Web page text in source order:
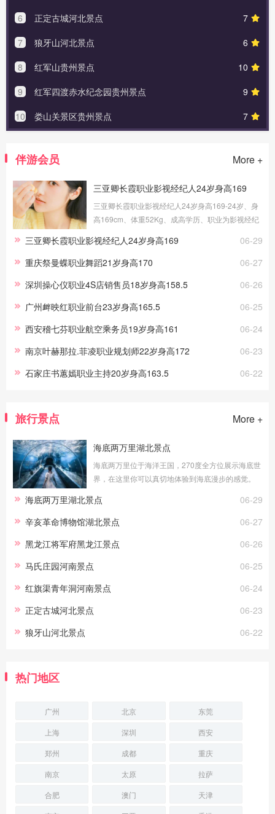
7
6
正定古城河北景点
6
7
狼牙山河北景点
10
8
红军山贵州景点
9
9
红军四渡赤水纪念园贵州景点
7
10 娄山关景区贵州景点
伴游会员 More +
三亚卿长霞职业影视经纪人24岁身高169
三亚卿长霞职业影视经纪人24岁身高169-24岁、身
高169cm、体重52Kg、成高学历、职业为影视经纪
做过礼仪、采购、试吃员工作，这些宝贵的工作经
历，让伴游服务更顺手。
06-29
三亚卿长霞职业影视经纪人24岁身高169
06-27
重庆祭曼蝶职业舞蹈21岁身高170
06-26
深圳操心仪职业4S店销售员18岁身高158.5
06-25
广州衅映红职业前台23岁身高165.5
06-24
西安稽七芬职业航空乘务员19岁身高161
06-23
南京叶赫那拉.菲凌职业规划师22岁身高172
06-22
石家庄书蕙嫣职业主持20岁身高163.5
旅行景点 More +
海底两万里湖北景点
海底两万里位于海洋王国，270度全方位展示海底世
界，在这里你可以真切地体验到海底漫步的感觉。
身边游弋，你能看到海洋生灵冲你微笑，
06-29
海底两万里湖北景点
06-27
辛亥革命博物馆湖北景点
06-26
黑龙江将军府黑龙江景点
06-25
马氏庄园河南景点
06-24
红旗渠青年洞河南景点
06-23
正定古城河北景点
06-22
狼牙山河北景点
热门地区
广州 北京
东莞
上海
深圳
西安
郑州
成都
重庆
南京
太原
拉萨
合肥
澳门
天津